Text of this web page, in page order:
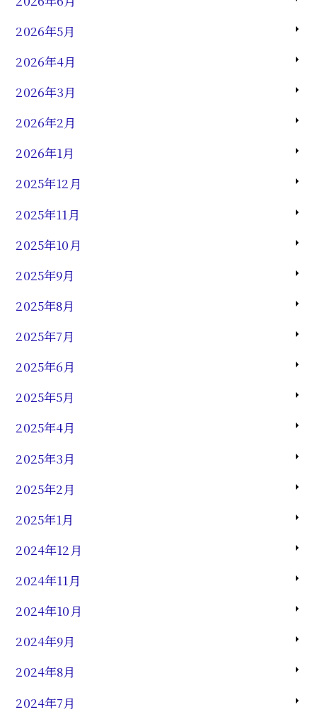
2026年5月
2026年4月
2026年3月
2026年2月
2026年1月
2025年12月
2025年11月
2025年10月
2025年9月
2025年8月
2025年7月
2025年6月
2025年5月
2025年4月
2025年3月
2025年2月
2025年1月
2024年12月
2024年11月
2024年10月
2024年9月
2024年8月
2024年7月